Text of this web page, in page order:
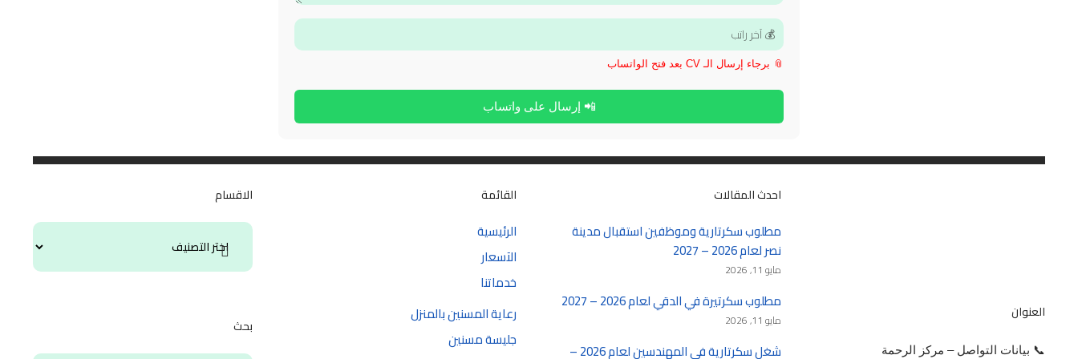
📎 برجاء إرسال الـ CV بعد فتح الواتساب
📲 إرسال على واتساب
الاقسام
بحث
القائمة
الرئيسية
الآسعار
خدماتنا
رعاية المسنين بالمنزل
جليسة مسنين
احدث المقالات
مطلوب سكرتارية وموظفين استقبال مدينة
نصر لعام 2026 – 2027
مايو 11, 2026
مطلوب سكرتيرة في الدقي لعام 2026 – 2027
مايو 11, 2026
شغل سكرتارية في المهندسين لعام 2026 –
العنوان
📞 بيانات التواصل – مركز الرحمة